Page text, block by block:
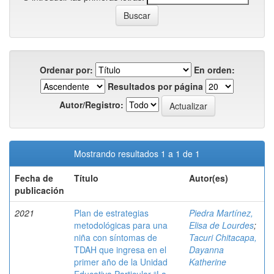
Ordenar por:
En orden:
Resultados por página
Autor/Registro:
Mostrando resultados 1 a 1 de 1
Fecha de
publicación
Título Autor(es)
2021
Plan de estrategias
metodológicas para una
niña con síntomas de
TDAH que ingresa en el
primer año de la Unidad
Piedra Martínez,
Elisa de Lourdes;
Tacuri Chitacapa,
Dayanna
Katherine